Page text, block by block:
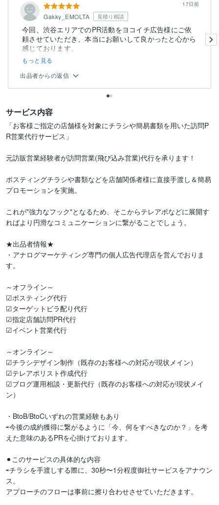
Gakky_EMOLTA 見積り相談
17日前
今回、渋谷エリアでのPR活動をヨコイチ広告様にご依
頼させていただき、本当にお願いして良かったと心から
感じております。
...
もっと見る
出品者からの返信
サービス内容
「お客様ご指定の店舗様を対象にチラシや簡易書類を用いた訪問P
R営業代行サービス」
元訪販営業経験者が訪問営業(飛び込み営業)代行を承ります！
ポスティングチラシや書類などを店舗関係者様に直接手渡し＆簡易
プロモーションを実施。
これが"強力なフック"となるため、そこからテレアポなどに展開す
ればより円滑なコミュニケーションに繋がることでしょう。
★出品者情報★
・アナログマーケティング専門の個人広告代理店を営んでおりま
す。
～オフライン～
☑ポスティング代行
☑ターゲットビラ配り代行
☑指定店舗訪問PR代行
☑イベント営業代行
～オンライン～
☑チラシデザイン制作（既存のお客様への対応が現状メイン）
☑テレアポリスト作成代行
☑ブログ運用相談・更新代行（既存のお客様への対応が現状メイ
ン）
・BtoB/BtoCいずれの営業経験もあり
⇨今後の成約獲得に繋がるように「今、何をすべきなのか？」を考
えた意味のあるPRを心掛けております。
⚫︎このサービスの具体的な内容
⇨チラシを手渡しする際に、30秒〜1分程度御社サービスをアナウン
ス。
アプローチのフローは事前に擦り合わせさせていただきます。